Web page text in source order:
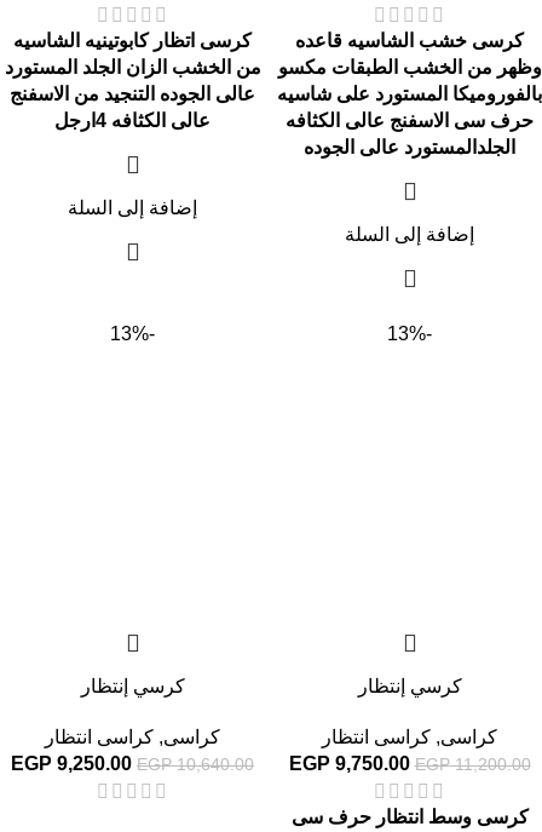
كرسى خشب الشاسيه قاعده
وظهر من الخشب الطبقات مكسو
بالفوروميكا المستورد على شاسيه
حرف سى الاسفنج عالى الكثافه
الجلدالمستورد عالى الجوده
إضافة إلى السلة
كرسى اتظار كابوتينيه الشاسيه
من الخشب الزان الجلد المستورد
عالى الجوده التنجيد من الاسفنج
عالى الكثافه 4ارجل
إضافة إلى السلة
-13%
كرسي إنتظار
كراسى, كراسى انتظار
EGP11,200.00
EGP 9,750.00
كرسى وسط انتظار حرف سى
-13%
كرسي إنتظار
كراسى, كراسى انتظار
EGP10,640.00
EGP 9,250.00